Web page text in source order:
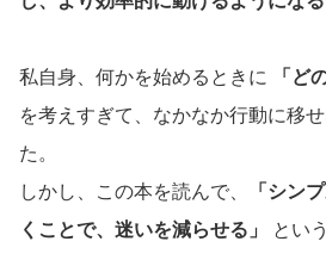
私自身、何かを始めるときに
「ど
を考えすぎて、なかなか行動に移
た。
しかし、この本を読んで、
「シン
くことで、迷いを減らせる」
とい